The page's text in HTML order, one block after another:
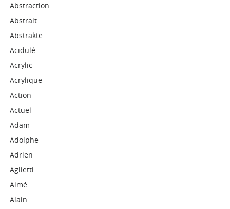
Abstraction
Abstrait
Abstrakte
Acidulé
Acrylic
Acrylique
Action
Actuel
Adam
Adolphe
Adrien
Aglietti
Aimé
Alain